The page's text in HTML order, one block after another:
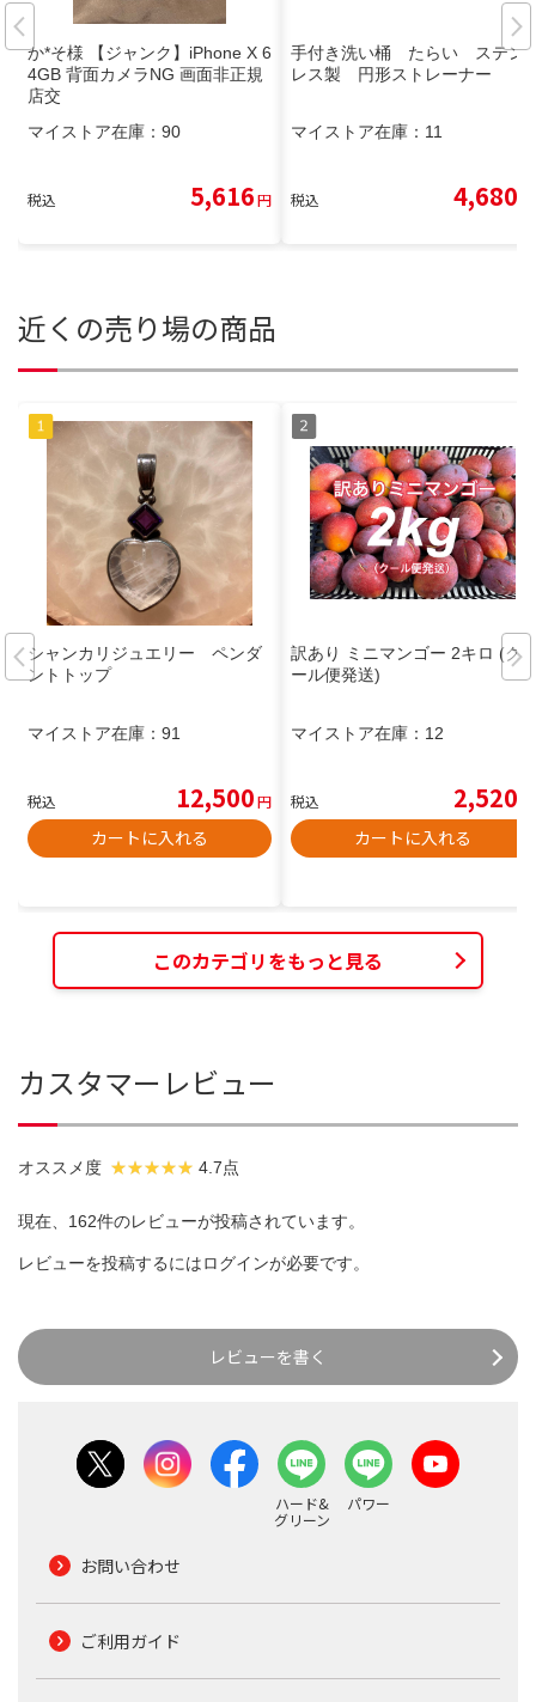
か*そ様 【ジャンク】iPhone X 6
4GB 背面カメラNG 画面非正規
店交
マイストア在庫： 90
税込 5,616円
手付き洗い桶 たらい ステン
レス製 円形ストレーナー
マイストア在庫： 11
税込 4,680
近くの売り場の商品
シャンカリジュエリー ペンダ
ントトップ
マイストア在庫： 91
税込 12,500円
カートに入れる
訳あり ミニマンゴー 2キロ (ク
ール便発送)
マイストア在庫： 12
税込 2,520
カートに入れる
このカテゴリをもっと見る
カスタマーレビュー
オススメ度 4.7点
現在、162件のレビューが投稿されています。
レビューを投稿するにはログインが必要です。
レビューを書く
ハード&
グリーン
パワー
お問い合わせ
ご利用ガイド